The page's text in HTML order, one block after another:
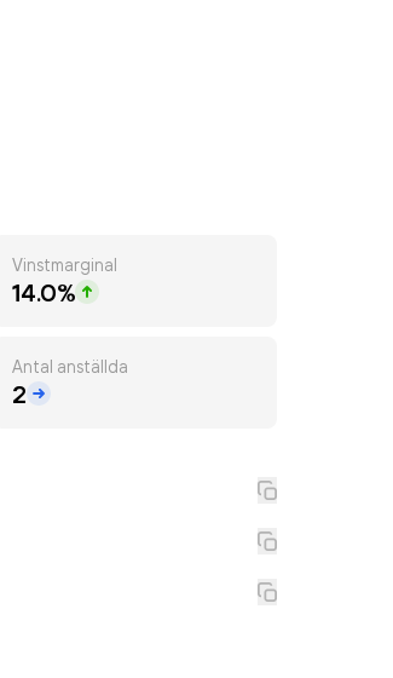
Vinstmarginal
14.0%
Antal anställda
2